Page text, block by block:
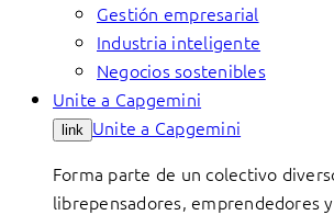
Gestión empresarial
Industria inteligente
Negocios sostenibles
Unite a Capgemini
link Unite a Capgemini
Forma parte de un colectivo
librepensadores, emprendedores